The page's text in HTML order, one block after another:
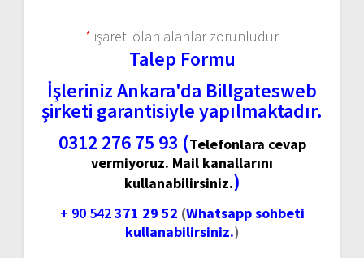
* işareti olan alanlar zorunludur
Talep Formu
İşleriniz Ankara'da Billgatesweb
şirketi garantisiyle yapılmaktadır.
0312 276 75 93 (Telefonlara cevap
vermiyoruz. Mail kanallarını
kullanabilirsiniz.)
+ 90 542371 29 52 (Whatsapp sohbeti
kullanabilirsiniz.)